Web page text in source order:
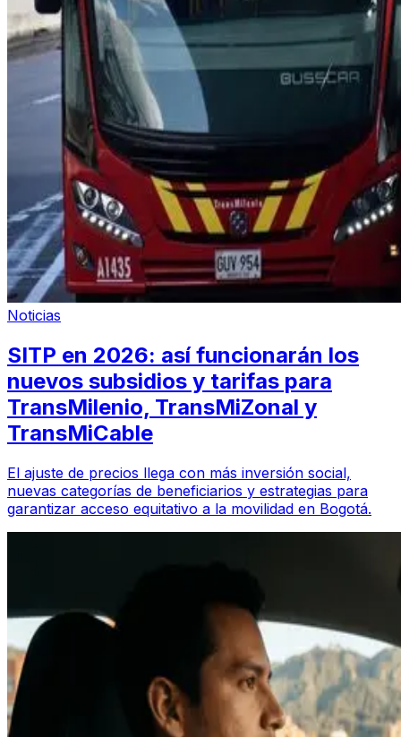
Noticias
SITP en 2026: así funcionarán los
nuevos subsidios y tarifas para
TransMilenio, TransMiZonal y
TransMiCable
El ajuste de precios llega con más inversión social,
nuevas categorías de beneficiarios y estrategias para
garantizar acceso equitativo a la movilidad en Bogotá.